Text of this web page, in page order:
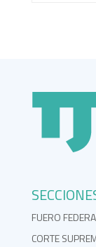
FUERO
CORTE